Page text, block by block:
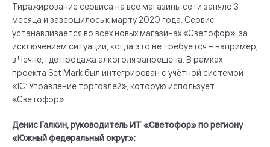
Тиражирование сервиса на все магазины сети заняло 3
месяца и завершилось к марту 2020 года. Сервис
устанавливается во всех новых магазинах «Светофор», за
исключением ситуации, когда это не требуется – например,
в Чечне, где продажа алкоголя запрещена. В рамках
проекта Set Mark был интегрирован с учётной системой
«1С: Управление торговлей», которую использует
«Светофор».
Денис Галкин, руководитель ИТ «Светофор» по региону
«Южный федеральный округ»: